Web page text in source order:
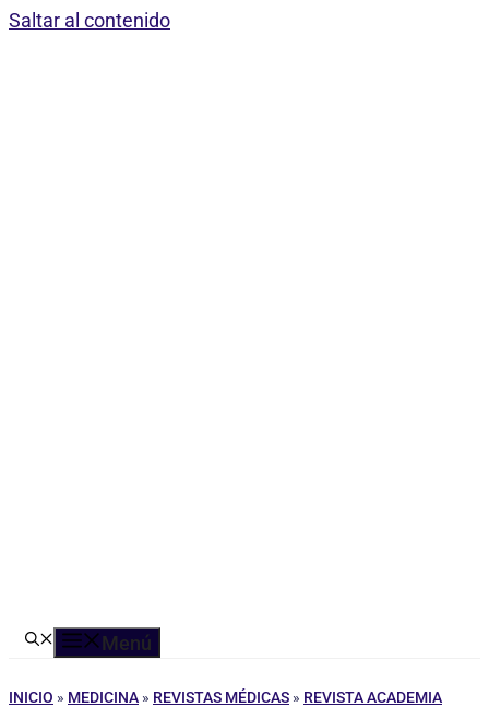
Saltar al contenido
Menú
INICIO » MEDICINA » REVISTAS MÉDICAS » REVISTA ACADEMIA